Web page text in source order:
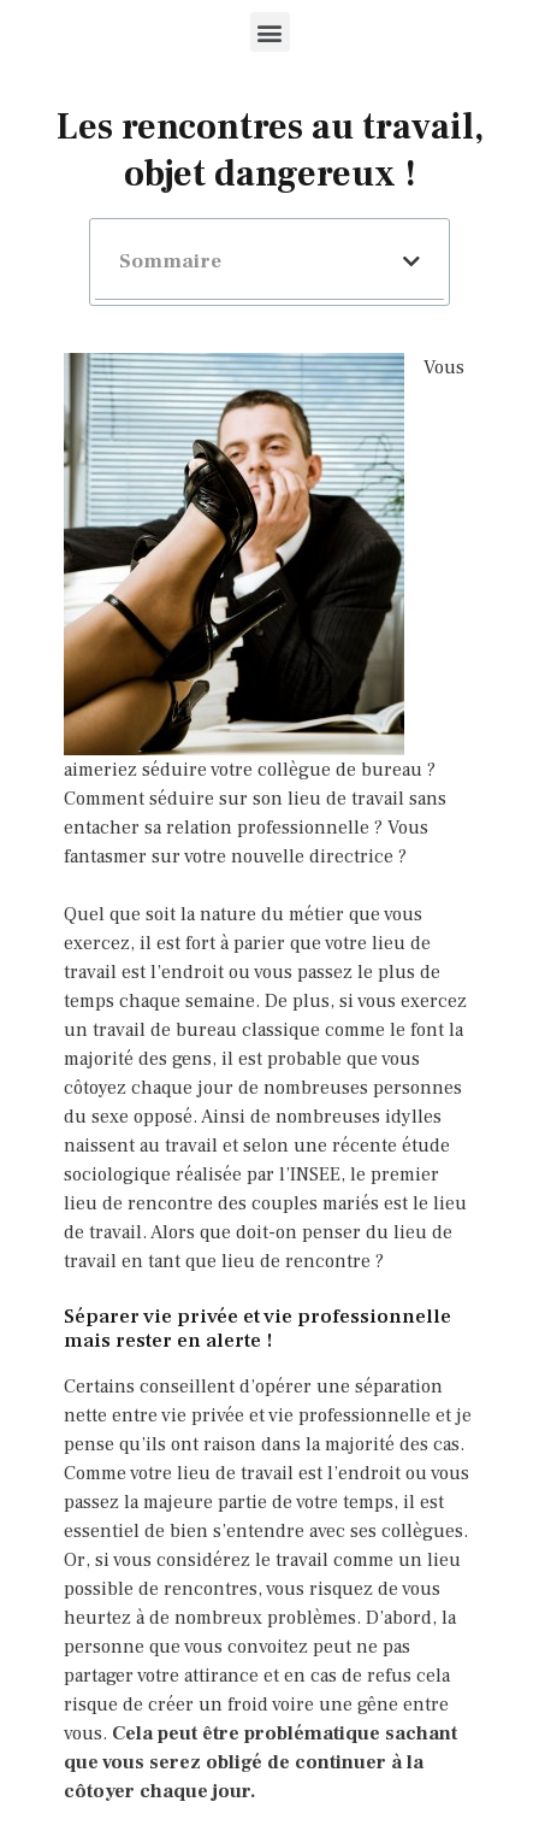
Les rencontres au travail,
objet dangereux !
Sommaire
Vous
aimeriez séduire votre collègue de bureau ?
Comment séduire sur son lieu de travail sans
entacher sa relation professionnelle ? Vous
fantasmer sur votre nouvelle directrice ?
Quel que soit la nature du métier que vous
exercez, il est fort à parier que votre lieu de
travail est l’endroit ou vous passez le plus de
temps chaque semaine. De plus, si vous exercez
un travail de bureau classique comme le font la
majorité des gens, il est probable que vous
côtoyez chaque jour de nombreuses personnes
du sexe opposé. Ainsi de nombreuses idylles
naissent au travail et selon une récente étude
sociologique réalisée par l’INSEE, le premier
lieu de rencontre des couples mariés est le lieu
de travail. Alors que doit-on penser du lieu de
travail en tant que lieu de rencontre ?
Séparer vie privée et vie professionnelle
mais rester en alerte !
Certains conseillent d’opérer une séparation
nette entre vie privée et vie professionnelle et je
pense qu’ils ont raison dans la majorité des cas.
Comme votre lieu de travail est l’endroit ou vous
passez la majeure partie de votre temps, il est
essentiel de bien s’entendre avec ses collègues.
Or, si vous considérez le travail comme un lieu
possible de rencontres, vous risquez de vous
heurtez à de nombreux problèmes. D’abord, la
personne que vous convoitez peut ne pas
partager votre attirance et en cas de refus cela
risque de créer un froid voire une gêne entre
vous. Cela peut être problématique sachant
que vous serez obligé de continuer à la
côtoyer chaque jour.